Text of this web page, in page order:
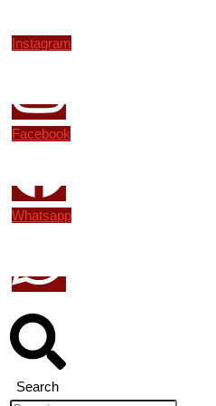
Instagram
Facebook
Whatsapp
Search